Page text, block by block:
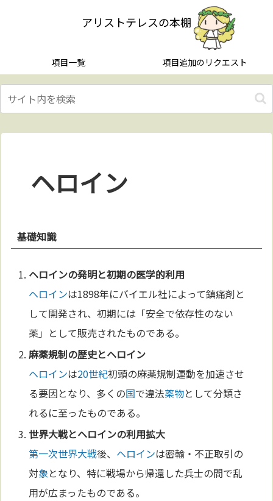
アリストテレスの本棚
項目一覧 項目追加のリクエスト
ヘロイン
基礎知識
ヘロインの発明と初期の医学的利用
ヘロインは1898年にバイエル社によって鎮痛剤と
して開発され、初期には「安全で依存性のない
薬」として販売されたものである。
麻薬規制の歴史とヘロイン
ヘロインは20世紀初頭の麻薬規制運動を加速させ
る要因となり、多くの国で違法薬物として分類さ
れるに至ったものである。
世界大戦とヘロインの利用拡大
第一次世界大戦後、 ヘロインは密輸・不正取引の
対象となり、特に戦場から帰還した兵士の間で乱
用が広まったものである。